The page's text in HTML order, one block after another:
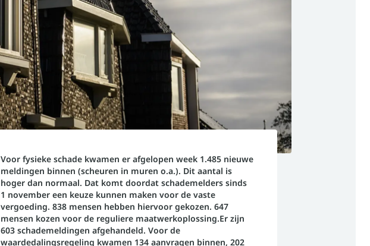
Voor fysieke schade kwamen er afgelopen week 1.485 nieuwe
meldingen binnen (scheuren in muren o.a.). Dit aantal is
hoger dan normaal. Dat komt doordat schademelders sinds
1 november een keuze kunnen maken voor de vaste
vergoeding. 838 mensen hebben hiervoor gekozen. 647
mensen kozen voor de reguliere maatwerkoplossing.Er zijn
603 schademeldingen afgehandeld. Voor de
waardedalingsregeling kwamen 134 aanvragen binnen, 202